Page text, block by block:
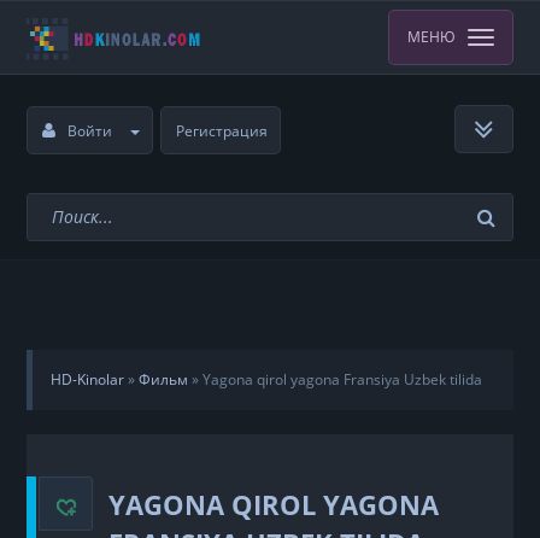
МЕНЮ
Войти Регистрация
HD-Kinolar»Фильм »Yagona qirol yagona Fransiya Uzbek tilida
YAGONA QIROL YAGONA